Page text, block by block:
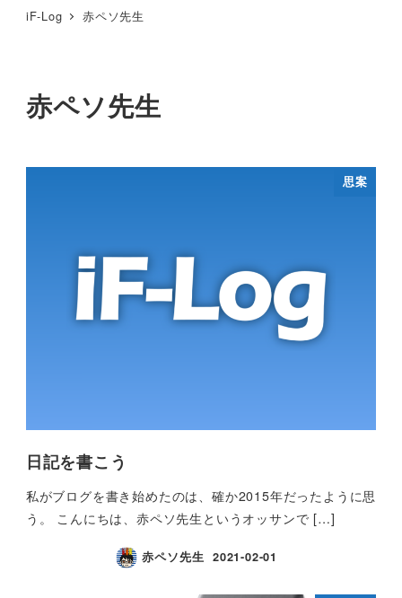
iF-Log 赤ペソ先生
赤ペソ先生
思案
日記を書こう
私がブログを書き始めたのは、確か2015年だったように思
う。 こんにちは、赤ペソ先生というオッサンで […]
赤ペソ先生 2021-02-01